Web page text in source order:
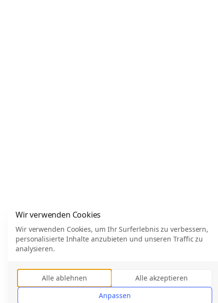
Wir verwenden Cookies
Wir verwenden Cookies, um Ihr Surferlebnis zu verbessern,
personalisierte Inhalte anzubieten und unseren Traffic zu
analysieren.
Alle ablehnen
Alle akzeptieren
Anpassen